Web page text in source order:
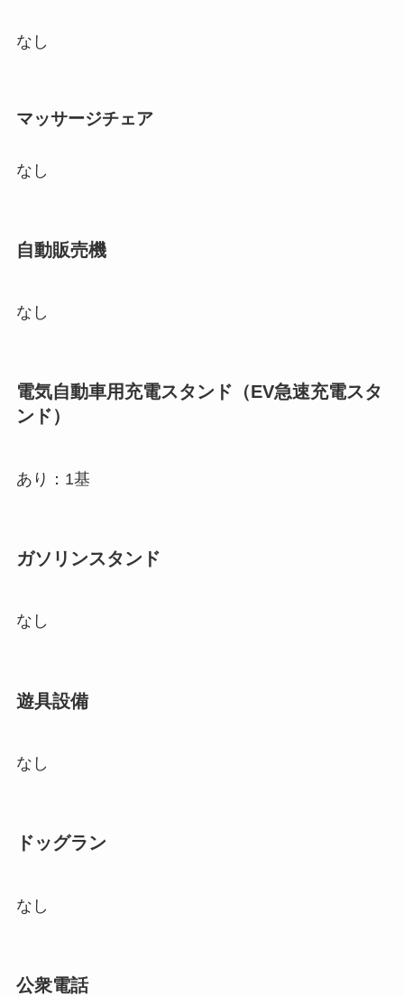
なし
マッサージチェア
なし
自動販売機
なし
電気自動車用充電スタンド（EV急速充電スタ
ンド）
あり：1基
ガソリンスタンド
なし
遊具設備
なし
ドッグラン
なし
公衆電話